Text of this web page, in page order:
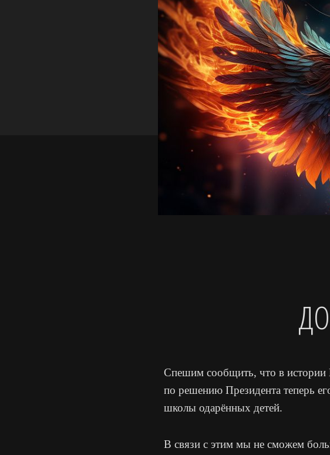
Спешим сообщить, что в истории
по решению Президента теперь
школы одарённых детей.
В связи с этим мы не сможем